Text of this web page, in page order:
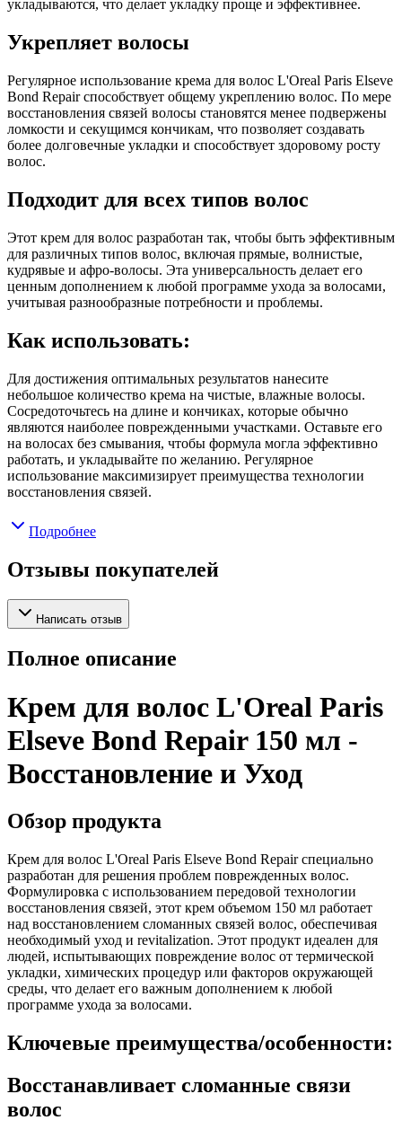
укладываются, что делает укладку проще и эффективнее.
Укрепляет волосы
Регулярное использование крема для волос L'Oreal Paris Elseve
Bond Repair способствует общему укреплению волос. По мере
восстановления связей волосы становятся менее подвержены
ломкости и секущимся кончикам, что позволяет создавать
более долговечные укладки и способствует здоровому росту
волос.
Подходит для всех типов волос
Этот крем для волос разработан так, чтобы быть эффективным
для различных типов волос, включая прямые, волнистые,
кудрявые и афро-волосы. Эта универсальность делает его
ценным дополнением к любой программе ухода за волосами,
учитывая разнообразные потребности и проблемы.
Как использовать:
Для достижения оптимальных результатов нанесите
небольшое количество крема на чистые, влажные волосы.
Сосредоточьтесь на длине и кончиках, которые обычно
являются наиболее поврежденными участками. Оставьте его
на волосах без смывания, чтобы формула могла эффективно
работать, и укладывайте по желанию. Регулярное
использование максимизирует преимущества технологии
восстановления связей.
Подробнее
Отзывы покупателей
Написать отзыв
Полное описание
Крем для волос L'Oreal Paris
Elseve Bond Repair 150 мл -
Восстановление и Уход
Обзор продукта
Крем для волос L'Oreal Paris Elseve Bond Repair специально
разработан для решения проблем поврежденных волос.
Формулировка с использованием передовой технологии
восстановления связей, этот крем объемом 150 мл работает
над восстановлением сломанных связей волос, обеспечивая
необходимый уход и revitalization. Этот продукт идеален для
людей, испытывающих повреждение волос от термической
укладки, химических процедур или факторов окружающей
среды, что делает его важным дополнением к любой
программе ухода за волосами.
Ключевые преимущества/особенности:
Восстанавливает сломанные связи
волос